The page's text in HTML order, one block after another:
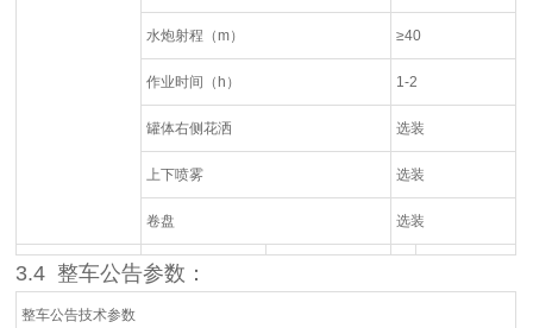
水炮射程（m） ≥40
作业时间（h） 1-2
罐体右侧花洒 选装
上下喷雾 选装
卷盘 选装
3.4整车公告参数 ：
整车公告技术参数